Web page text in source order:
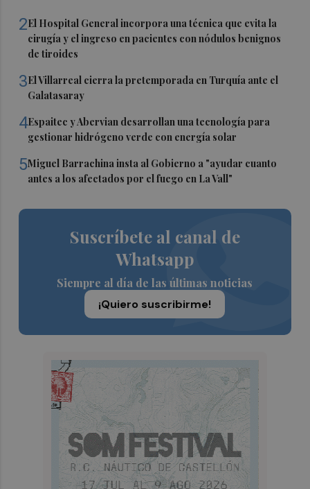
2El Hospital General incorpora una técnica que evita la
cirugía y el ingreso en pacientes con nódulos benignos
de tiroides
3El Villarreal cierra la pretemporada en Turquía ante el
Galatasaray
4Espaitec y Abervian desarrollan una tecnología para
gestionar hidrógeno verde con energía solar
5Miguel Barrachina insta al Gobierno a "ayudar cuanto
antes a los afectados por el fuego en La Vall"
Suscríbete al canal de
Whatsapp
Siempre al día de las últimas noticias
¡Quiero suscribirme!